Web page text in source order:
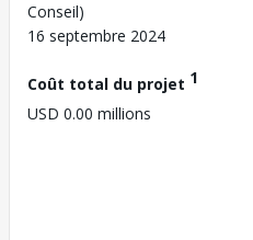
Conseil)
16 septembre 2024
Coût total du projet 1
USD 0.00 millions